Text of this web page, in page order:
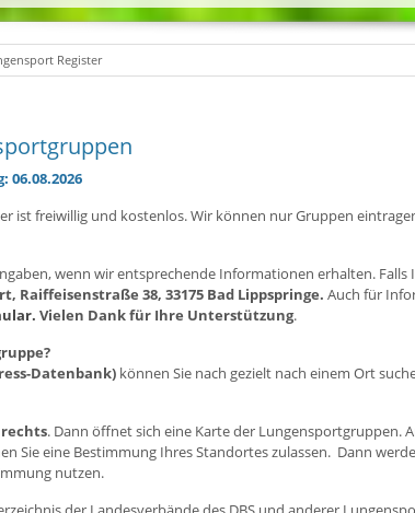
Register
ist freiwillig und kostenlos. Wir können nur Gruppen
wenn wir entsprechende Informationen erhalten.
Raiffeisenstraße 38, 33175 Bad Lippspringe. Auch für
Vielen Dank für Ihre Unterstützung.
Datenbank) können Sie nach gezielt nach einem Ort
. Dann öffnet sich eine Karte der Lungensportgruppen.
Sie eine Bestimmung Ihres Standortes zulassen. Dann
nutzen.